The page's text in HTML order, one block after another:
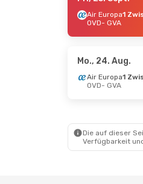
- Mo., 14. Sept.
1 Zwischenstopp
Air Europa1
OVD- GVA
Mo., 24. Aug.
Air Europa1
OVD- GVA
Die auf dieser
Verfügbarkeit